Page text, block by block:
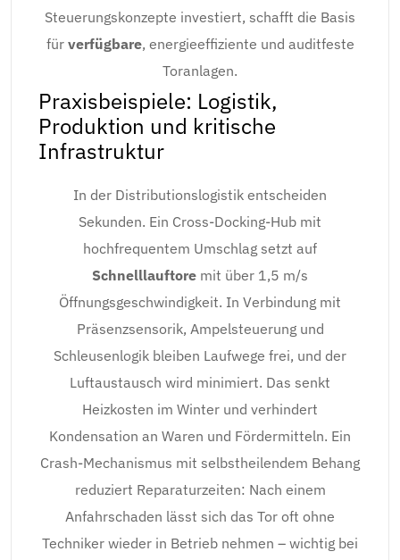
Steuerungskonzepte investiert, schafft die Basis
für verfügbare, energieeffiziente und auditfeste
Toranlagen.
Praxisbeispiele: Logistik,
Produktion und kritische
Infrastruktur
In der Distributionslogistik entscheiden
Sekunden. Ein Cross-Docking-Hub mit
hochfrequentem Umschlag setzt auf
Schnelllauftore mit über 1,5 m/s
Öffnungsgeschwindigkeit. In Verbindung mit
Präsenzsensorik, Ampelsteuerung und
Schleusenlogik bleiben Laufwege frei, und der
Luftaustausch wird minimiert. Das senkt
Heizkosten im Winter und verhindert
Kondensation an Waren und Fördermitteln. Ein
Crash-Mechanismus mit selbstheilendem Behang
reduziert Reparaturzeiten: Nach einem
Anfahrschaden lässt sich das Tor oft ohne
Techniker wieder in Betrieb nehmen – wichtig bei